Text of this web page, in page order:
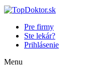
Pre firmy
Ste lekár?
Prihlásenie
Menu